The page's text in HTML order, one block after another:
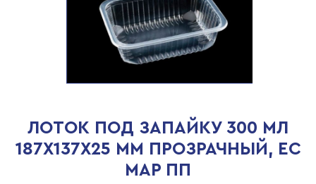
ЛОТОК ПОД ЗАПАЙКУ 300 МЛ
187Х137Х25 ММ ПРОЗРАЧНЫЙ, ЕС
MAP ПП